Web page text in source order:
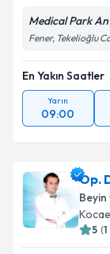
Metni
Medical Park
Fener, Tekelioğlu
En Yakın Saatler
Yarın
09:00
Op.
5 (1